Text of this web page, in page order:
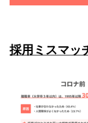
採用ミスマッ